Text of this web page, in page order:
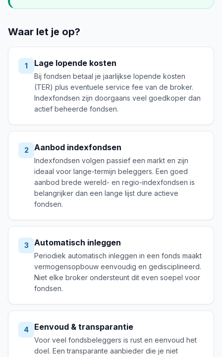
Waar let je op?
1 Lage lopende kosten
Bij fondsen betaal je jaarlijkse lopende kosten
(TER) plus eventuele service fee van de broker.
Indexfondsen zijn doorgaans veel goedkoper dan
actief beheerde fondsen.
2 Aanbod indexfondsen
Indexfondsen volgen passief een markt en zijn
ideaal voor lange-termijn beleggers. Een goed
aanbod brede wereld- en regio-indexfondsen is
belangrijker dan een lange lijst dure actieve
fondsen.
3 Automatisch inleggen
Periodiek automatisch inleggen in een fonds maakt
vermogensopbouw eenvoudig en gedisciplineerd.
Niet elke broker ondersteunt dit even soepel voor
fondsen.
4 Eenvoud & transparantie
Voor veel fondsbeleggers is rust en eenvoud het
doel. Een transparante aanbieder die je niet